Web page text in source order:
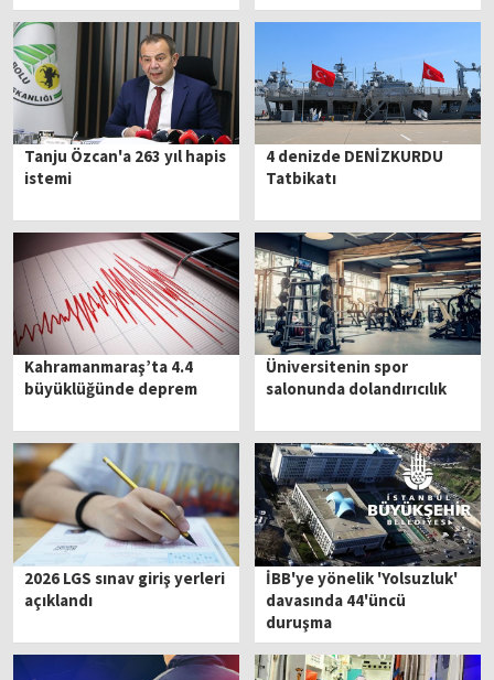
Tanju Özcan'a 263 yıl hapis
istemi
4 denizde DENİZKURDU
Tatbikatı
Kahramanmaraş’ta 4.4
büyüklüğünde deprem
Üniversitenin spor
salonunda dolandırıcılık
2026 LGS sınav giriş yerleri
açıklandı
İBB'ye yönelik 'Yolsuzluk'
davasında 44'üncü
duruşma